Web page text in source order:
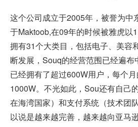
这个公司成立于2005年，被誉为中
于Maktoob,在09年的时候被雅虎以
拥有31个大类目，包括电子、美容
断发展，Souq的经营范围已经遍布
已经拥有了超过600W用户，每个
1000W。不光如此，Sou还有自己
在海湾国家）和支付系统（技术团
以说是越来越完善，越来越向亚马